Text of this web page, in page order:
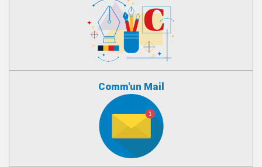
Comm'un Mail